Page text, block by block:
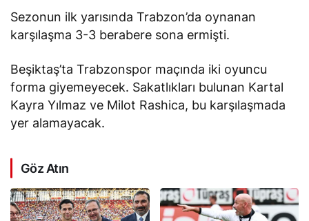
Sezonun ilk yarısında Trabzon’da oynanan
karşılaşma 3-3 berabere sona ermişti.
Beşiktaş’ta Trabzonspor maçında iki oyuncu
forma giyemeyecek. Sakatlıkları bulunan Kartal
Kayra Yılmaz ve Milot Rashica, bu karşılaşmada
yer alamayacak.
Göz Atın